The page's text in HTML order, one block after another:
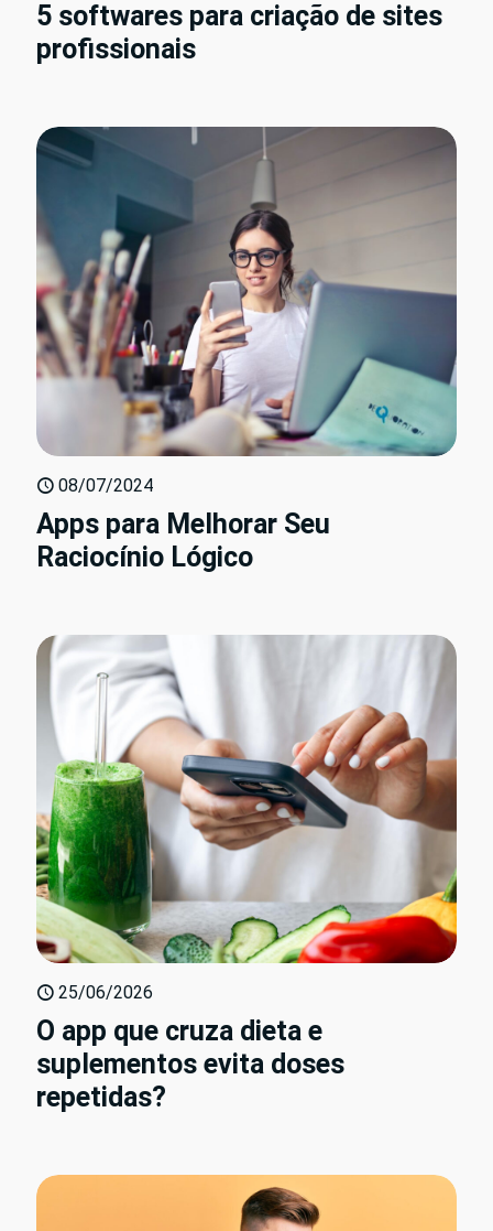
5 softwares para criação de sites
profissionais
08/07/2024
Apps para Melhorar Seu
Raciocínio Lógico
25/06/2026
O app que cruza dieta e
suplementos evita doses
repetidas?